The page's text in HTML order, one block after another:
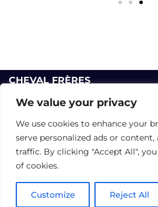
We value your privacy
We use cookies to enhance your
serve personalized ads or content,
traffic. By clicking "Accept All",
of cookies.
Customize Reject All
CHEVAL FRÈRES
12 Rue Lirenne - 25480 École-
+33 3 81 40 56 00
Formulaire de contact
Données personnelles|